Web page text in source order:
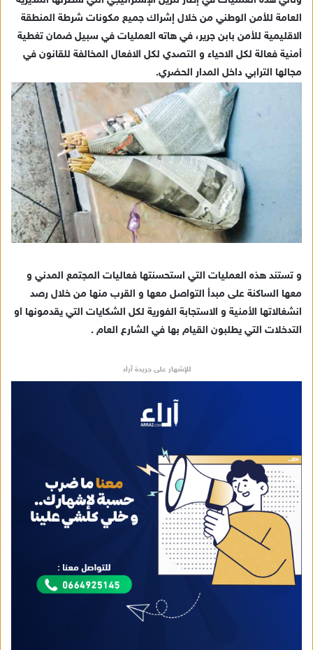
العامة للأمن الوطني من خلال إشراك جميع مكونات شرطة المنطقة
الاقليمية للأمن بابن جرير، في هاته العمليات في سبيل ضمان تغطية
أمنية فعالة لكل الاحياء و التصدي لكل الافعال المخالفة للقانون في
مجالها الترابي داخل المدار الحضري.
و تستند هذه العمليات التي استحسنتها فعاليات المجتمع المدني و
معها الساكنة على مبدأ التواصل معها و القرب منها من خلال رصد
انشغالاتها الأمنية و الاستجابة الفورية لكل الشكايات التي يقدمونها او
التدخلات التي يطلبون القيام بها في الشارع العام .
للإشهار على جريدة آراء